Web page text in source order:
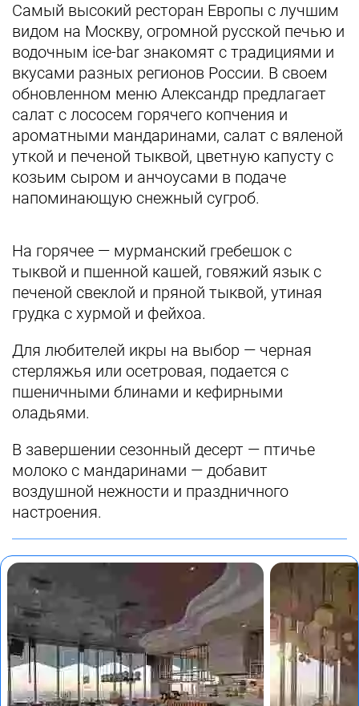
Самый высокий ресторан Европы с лучшим
видом на Москву, огромной русской печью и
водочным ice-bar знакомят с традициями и
вкусами разных регионов России. В своем
обновленном меню Александр предлагает
салат с лососем горячего копчения и
ароматными мандаринами, салат с вяленой
уткой и печеной тыквой, цветную капусту с
козьим сыром и анчоусами в подаче
напоминающую снежный сугроб.
На горячее — мурманский гребешок с
тыквой и пшенной кашей, говяжий язык с
печеной свеклой и пряной тыквой, утиная
грудка с хурмой и фейхоа.
Для любителей икры на выбор — черная
стерляжья или осетровая, подается с
пшеничными блинами и кефирными
оладьями.
В завершении сезонный десерт — птичье
молоко с мандаринами — добавит
воздушной нежности и праздничного
настроения.